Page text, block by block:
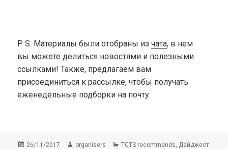
P. S. Материалы были отобраны изчата, в нем
вы можете делиться новостями и полезными
ссылками! Также, предлагаем вам
присоединиться крассылке, чтобы получать
еженедельные подборки на почту.
Опубликовано
26/11/2017 Автор
organisers Рубрики
TCTS recommends, Дайджест